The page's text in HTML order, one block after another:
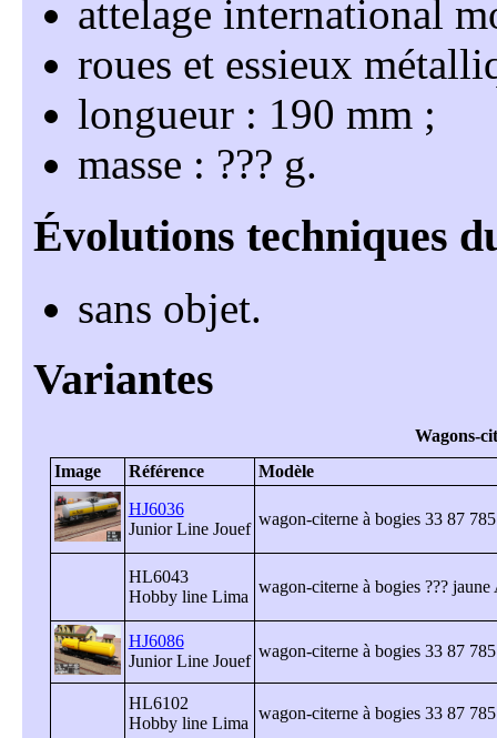
attelage international
roues et essieux
longueur : 190 mm
masse : ??? g
sans objet
Wagons-
HJ6036
Junior Line Jouef
wagon-citerne à bogies 33 87
HL6043
Hobby line Lima
wagon-citerne à bogies ??? jaune
HJ6086
Junior Line Jouef
wagon-citerne à bogies 33 87
HL6102
Hobby line Lima
wagon-citerne à bogies 33 87